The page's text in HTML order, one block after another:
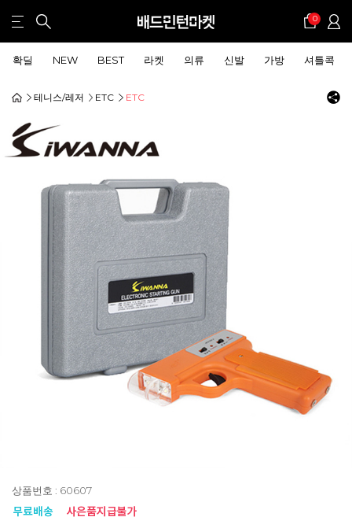
0
확딜 NEW BEST 라켓 의류 신발 가방 셔틀콕
테니스/레저 ETC ETC
상품번호 : 60607